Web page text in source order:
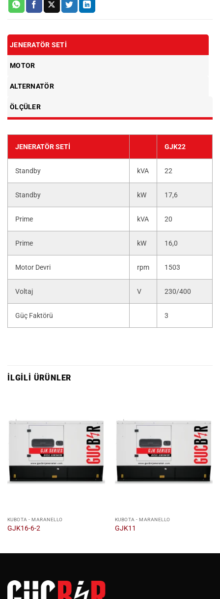
JENERATÖR SETI
MOTOR
ALTERNATÖR
ÖLÇÜLER
JENERATÖR SETI GJK22
Standby kVA 22
Standby kW 17,6
Prime kVA 20
Prime kW 16,0
Motor Devri rpm 1503
Voltaj V 230/400
Güç Faktörü 3
İLGILI ÜRÜNLER
KUBOTA - MARANELLO
GJK16-6-2
KUBOTA - MARANELLO
GJK11